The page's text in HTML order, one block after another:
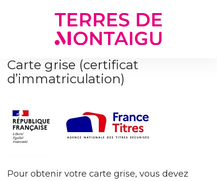
Carte grise (certificat
d’immatriculation)
Pour obtenir votre carte grise, vous devez